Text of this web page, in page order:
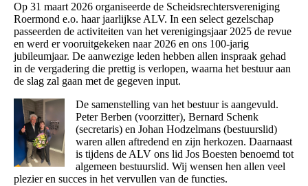
Op 31 maart 2026 organiseerde de Scheidsrechtersvereniging
Roermond e.o. haar jaarlijkse ALV. In een select gezelschap
passeerden de activiteiten van het verenigingsjaar 2025 de revue
en werd er vooruitgekeken naar 2026 en ons 100-jarig
jubileumjaar. De aanwezige leden hebben allen inspraak gehad
in de vergadering die prettig is verlopen, waarna het bestuur aan
de slag zal gaan met de gegeven input.
De samenstelling van het bestuur is aangevuld.
Peter Berben (voorzitter), Bernard Schenk
(secretaris) en Johan Hodzelmans (bestuurslid)
waren allen aftredend en zijn herkozen. Daarnaast
is tijdens de ALV ons lid Jos Boesten benoemd tot
algemeen bestuurslid. Wij wensen hen allen veel
plezier en succes in het vervullen van de functies.